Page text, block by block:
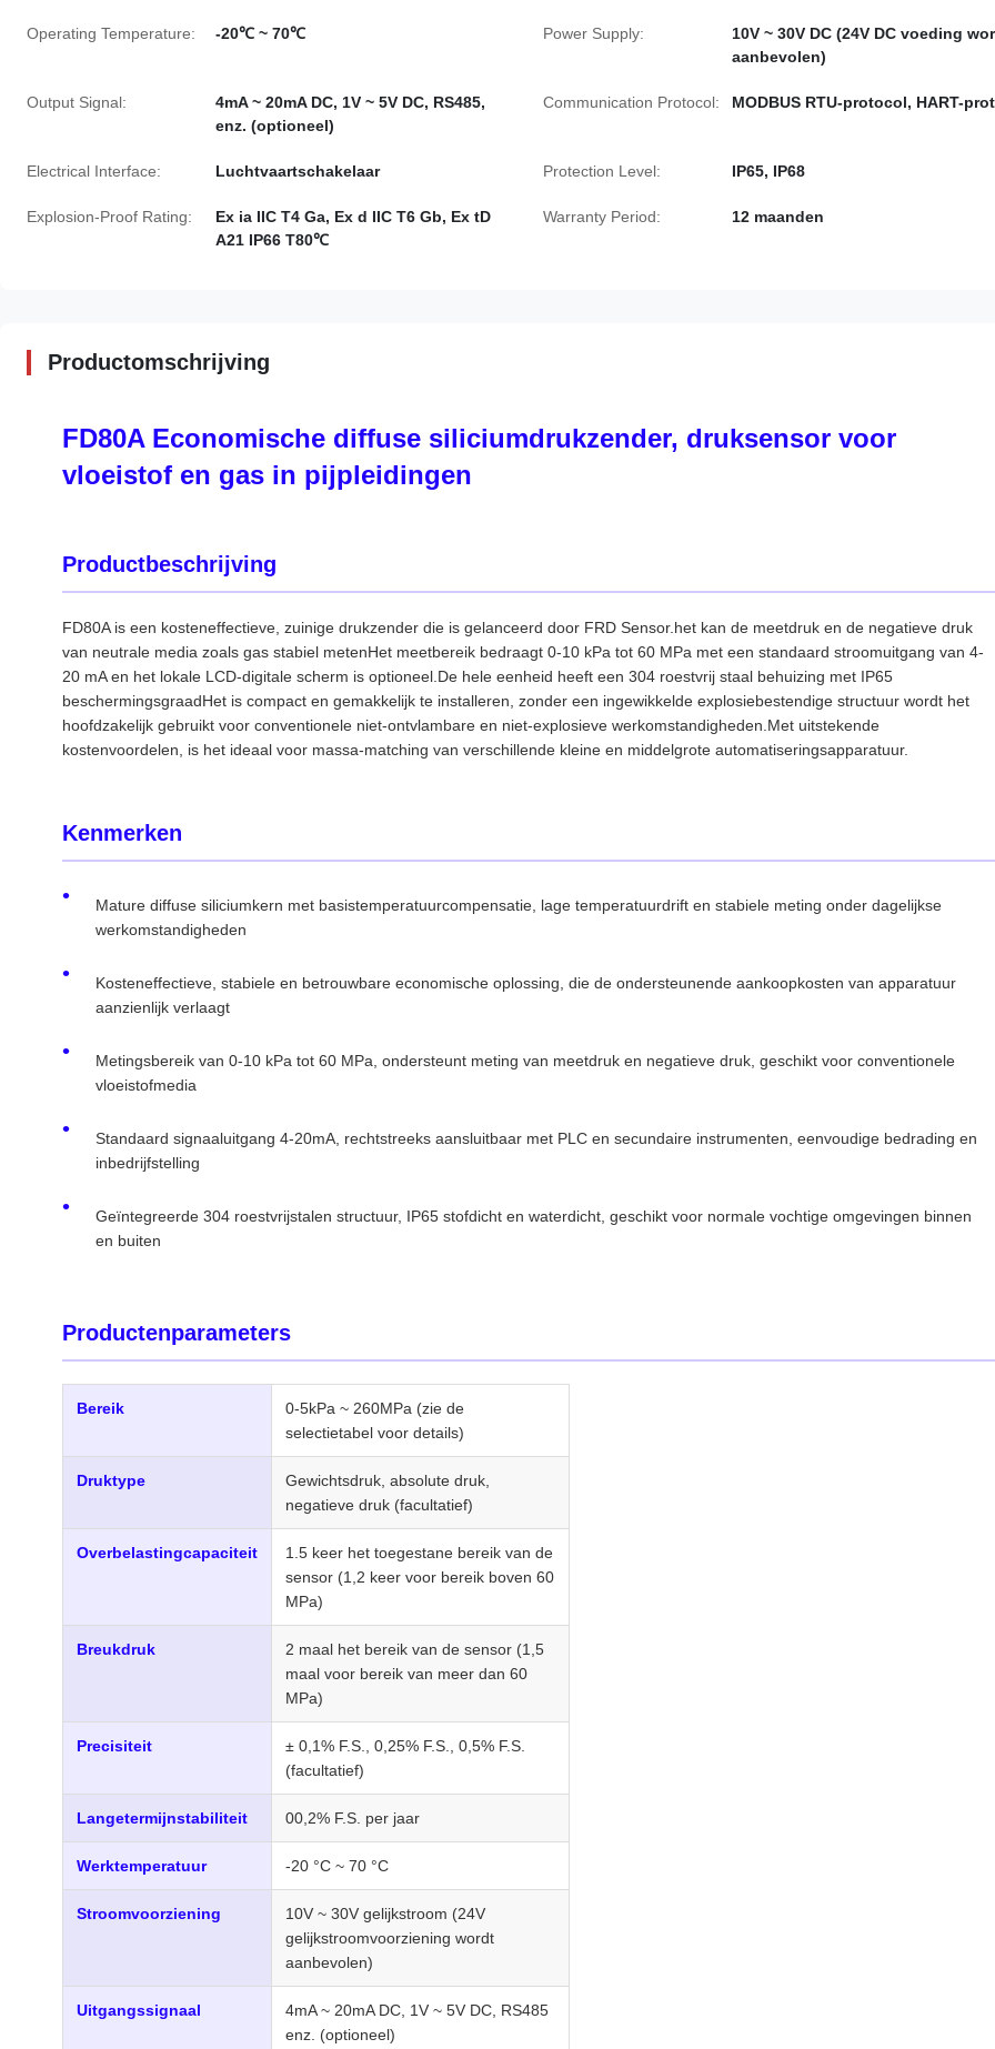
Operating Temperature: -20℃ ~ 70℃ Power Supply:
10V ~ 30V DC (24V DC voeding
aanbevolen)
Output Signal:
4mA ~ 20mA DC, 1V ~ 5V DC, RS485,
enz. (optioneel)
Communication Protocol: MODBUS RTU-protocol, HART-
Electrical Interface: Luchtvaartschakelaar Protection Level: IP65, IP68
Explosion-Proof Rating:
Ex ia IIC T4 Ga, Ex d IIC T6 Gb, Ex tD
A21 IP66 T80℃
Warranty Period: 12 maanden
Productomschrijving
FD80A Economische diffuse siliciumdrukzender, druksensor voor
vloeistof en gas in pijpleidingen
Productbeschrijving
FD80A is een kosteneffectieve, zuinige drukzender die is gelanceerd door FRD Sensor.het kan de meetdruk en de negatieve druk
van neutrale media zoals gas stabiel metenHet meetbereik bedraagt 0-10 kPa tot 60 MPa met een standaard stroomuitgang van 4-
20 mA en het lokale LCD-digitale scherm is optioneel.De hele eenheid heeft een 304 roestvrij staal behuizing met IP65
beschermingsgraadHet is compact en gemakkelijk te installeren, zonder een ingewikkelde explosiebestendige structuur wordt het
hoofdzakelijk gebruikt voor conventionele niet-ontvlambare en niet-explosieve werkomstandigheden.Met uitstekende
kostenvoordelen, is het ideaal voor massa-matching van verschillende kleine en middelgrote automatiseringsapparatuur.
Kenmerken
Mature diffuse siliciumkern met basistemperatuurcompensatie, lage temperatuurdrift en stabiele meting onder dagelijkse
werkomstandigheden
Kosteneffectieve, stabiele en betrouwbare economische oplossing, die de ondersteunende aankoopkosten van apparatuur
aanzienlijk verlaagt
Metingsbereik van 0-10 kPa tot 60 MPa, ondersteunt meting van meetdruk en negatieve druk, geschikt voor conventionele
vloeistofmedia
Standaard signaaluitgang 4-20mA, rechtstreeks aansluitbaar met PLC en secundaire instrumenten, eenvoudige bedrading en
inbedrijfstelling
Geïntegreerde 304 roestvrijstalen structuur, IP65 stofdicht en waterdicht, geschikt voor normale vochtige omgevingen binnen
en buiten
Productenparameters
Bereik
0-5kPa ~ 260MPa (zie de
selectietabel voor details)
Druktype
Gewichtsdruk, absolute druk,
negatieve druk (facultatief)
Overbelastingcapaciteit
1.5 keer het toegestane bereik van de
sensor (1,2 keer voor bereik boven 60
MPa)
Breukdruk
2 maal het bereik van de sensor (1,5
maal voor bereik van meer dan 60
MPa)
Precisiteit
± 0,1% F.S., 0,25% F.S., 0,5% F.S.
(facultatief)
Langetermijnstabiliteit 00,2% F.S. per jaar
Werktemperatuur -20 °C ~ 70 °C
Stroomvoorziening
10V ~ 30V gelijkstroom (24V
gelijkstroomvoorziening wordt
aanbevolen)
Uitgangssignaal
4mA ~ 20mA DC, 1V ~ 5V DC, RS485
enz. (optioneel)